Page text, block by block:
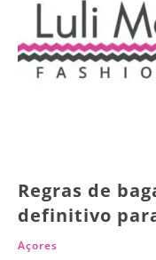
Regras de
definitivo
Açores